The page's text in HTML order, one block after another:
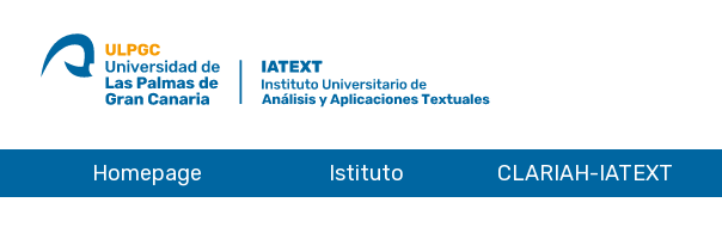
ULPGC
al
inicio
IATEXT
Homepage Istituto CLARIAH-IATEXT